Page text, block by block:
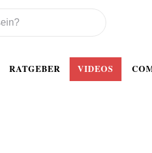
RATGEBER VIDEOS